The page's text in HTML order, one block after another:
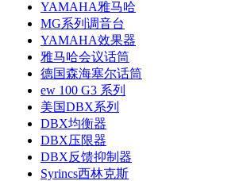
YAMAHA雅马哈
MG系列调音台
YAMAHA效果器
雅马哈会议话筒
德国森海塞尔话筒
ew 100 G3 系列
美国DBX系列
DBX均衡器
DBX压限器
DBX反馈抑制器
Syrincs西林克斯